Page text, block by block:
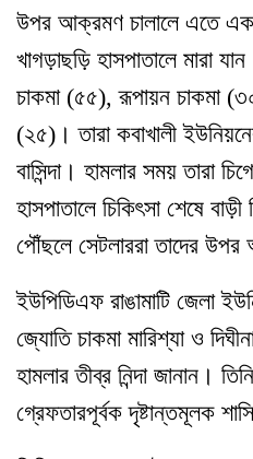
উপর আক্রমণ চালালে এতে
খাগড়াছড়ি হাসপাতালে মারা যান
চাকমা (৫৫),রূপায়ন চাকমা
(২৫) ।তারা কবাখালী
বাসিন্দা। হামলার সময় তারা
হাসপাতালে চিকিৎসা শেষে বাড়ী
পৌঁছলে সেটলাররা তাদের উপর
ইউপিডিএফ রাঙামাটি জেলা
জ্যোতি চাকমা মারিশ্যা ও
হামলার তীব্র নিন্দা জানান ।
গ্রেফতারপূর্বক দৃষ্টান্তমূলক